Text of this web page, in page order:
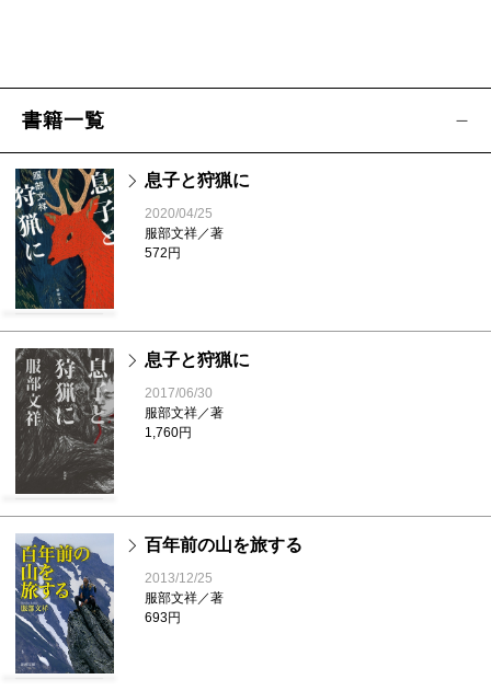
書籍一覧
息子と狩猟に
2020/04/25
服部文祥／著
572円
息子と狩猟に
2017/06/30
服部文祥／著
1,760円
百年前の山を旅する
2013/12/25
服部文祥／著
693円